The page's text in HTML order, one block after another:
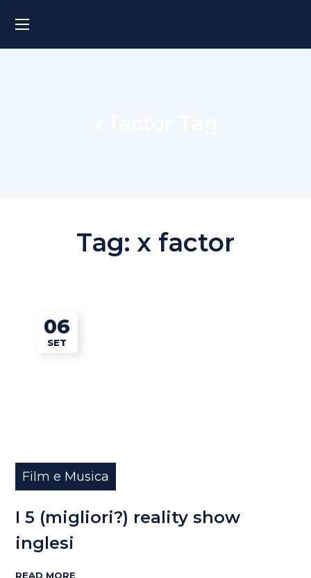
Tag: x factor
06
SET
Film e Musica
I 5 (migliori?) reality show
inglesi
READ MORE